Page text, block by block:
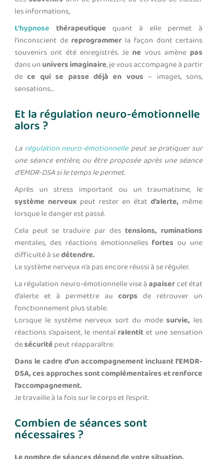
les informations,
L’hypnose thérapeutique quant à elle permet à
l’inconscient de reprogrammer la façon dont certains
souvenirs ont été enregistrés. Je ne vous amène pas
dans un univers imaginaire, je vous accompagne à partir
dece qui se passe déjà en vous – images, sons,
sensations…
Et la régulation neuro-émotionnelle
alors ?
La régulation neuro-émotionnellepeut se pratiquer sur
une séance entière, ou être proposée après une séance
d’EMDR-DSA si le temps le permet.
Après un stress important ou un traumatisme, le
système nerveux peut rester en état d’alerte, même
lorsque le danger est passé.
Cela peut se traduire par des tensions, ruminations
mentales, des réactions émotionnelles fortes ou une
difficulté à sedétendre.
Le système nerveux n’a pas encore réussi à se réguler.
La régulation neuro-émotionnelle vise àapaisercet état
d’alerte et à permettre au corps de retrouver un
fonctionnement plus stable.
Lorsque le système nerveux sort du modesurvie, les
réactions s’apaisent, le mental ralentit et une sensation
desécurité peut réapparaître.
Dans le cadre d’un accompagnement incluant l’EMDR-
DSA, ces approches sont complémentaires et renforce
l’accompagnement.
Je travaille à la fois sur le corps et l’esprit.
Combien de séances sont
nécessaires ?